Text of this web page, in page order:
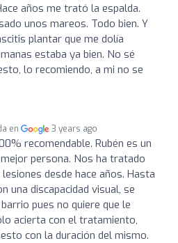
años me trató la espalda.
unos mareos. Todo bien. Y
plantar que me dolía
estaba ya bien. No sé
lo recomiendo, a mi no se
en 3 years ago
recomendable. Rubén es un
persona. Nos ha tratado
desde hace años. Hasta
una discapacidad visual, se
pues no quiere que le
acierta con el tratamiento,
con la duración del mismo.